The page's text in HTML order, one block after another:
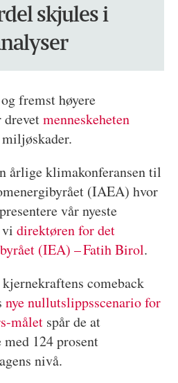
skjules i
fremst høyere
drevetmenneskeheten
årlige klimakonferansen til
(IAEA) hvor
vår nyeste
direktøren for det
(IEA) – Fatih Birol.
comeback
nye nullutslippsscenario for
måletspår de at
124 prosent
nivå.